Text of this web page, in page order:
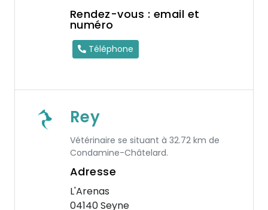
Rendez-vous : email et
numéro
Téléphone
Rey
Vétérinaire se situant à 32.72 km de
Condamine-Châtelard.
Adresse
L'Arenas
04140 Seyne